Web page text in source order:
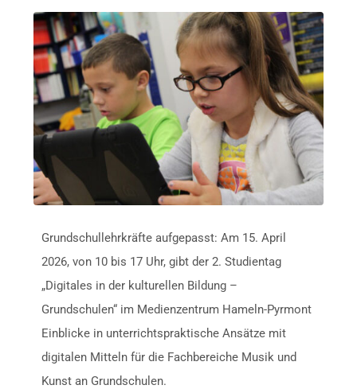
Grundschullehrkräfte aufgepasst: Am 15. April
2026, von 10 bis 17 Uhr, gibt der 2. Studientag
„Digitales in der kulturellen Bildung –
Grundschulen“ im Medienzentrum Hameln-Pyrmont
Einblicke in unterrichtspraktische Ansätze mit
digitalen Mitteln für die Fachbereiche Musik und
Kunst an Grundschulen.